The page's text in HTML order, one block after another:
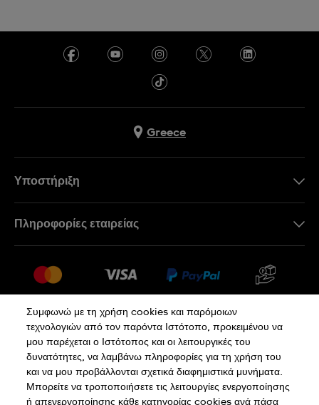
Greece
Υποστήριξη
Επιστροφές
Όροι Πώλησης
Κάνε κλικ εδώ για υπαναχώρηση
Πληροφορίες εταιρείας
Θέσεις Εργασίας
Πολιτική Απορρήτου Πολιτική Cookies
Συμφωνώ με τη χρήση cookies και παρόμοιων
τεχνολογιών από τον παρόντα Ιστότοπο, προκειμένου να
μου παρέχεται ο Ιστότοπος και οι λειτουργικές του
δυνατότητες, να λαμβάνω πληροφορίες για τη χρήση του
και να μου προβάλλονται σχετικά διαφημιστικά μυνήματα.
Μπορείτε να τροποποιήσετε τις λειτουργίες ενεργοποίησης
ή απενεργοποίησης κάθε κατηγορίας cookies ανά πάσα